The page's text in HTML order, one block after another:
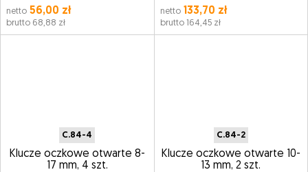
netto 56,00 zł
brutto 68,88 zł
netto133,70 zł
brutto 164,45 zł
C.84-4
Klucze oczkowe otwarte 8-
17 mm, 4 szt.
C.84-2
Klucze oczkowe otwarte 10-
13 mm, 2 szt.